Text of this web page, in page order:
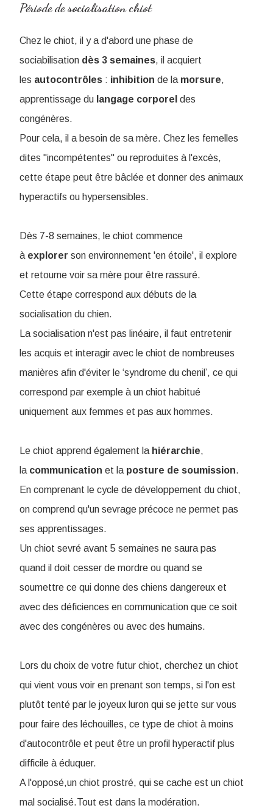
Période de socialisation chiot
Chez le chiot, il y a d'abord une phase de
sociabilisation dès 3 semaines, il acquiert
les autocontrôles : inhibition de la morsure,
apprentissage du langage corporel des
congénères.
Pour cela, il a besoin de sa mère. Chez les femelles
dites "incompétentes" ou reproduites à l'excès,
cette étape peut être bâclée et donner des animaux
hyperactifs ou hypersensibles.
Dès 7-8 semaines, le chiot commence
à explorer son environnement 'en étoile', il explore
et retourne voir sa mère pour être rassuré.
Cette étape correspond aux débuts de la
socialisation du chien.
La socialisation n'est pas linéaire, il faut entretenir
les acquis et interagir avec le chiot de nombreuses
manières afin d'éviter le ‘syndrome du chenil’, ce qui
correspond par exemple à un chiot habitué
uniquement aux femmes et pas aux hommes.
Le chiot apprend également la hiérarchie,
la communication et la posture de soumission.
En comprenant le cycle de développement du chiot,
on comprend qu'un sevrage précoce ne permet pas
ses apprentissages.
Un chiot sevré avant 5 semaines ne saura pas
quand il doit cesser de mordre ou quand se
soumettre ce qui donne des chiens dangereux et
avec des déficiences en communication que ce soit
avec des congénères ou avec des humains.
Lors du choix de votre futur chiot, cherchez un chiot
qui vient vous voir en prenant son temps, si l'on est
plutôt tenté par le joyeux luron qui se jette sur vous
pour faire des léchouilles, ce type de chiot à moins
d'autocontrôle et peut être un profil hyperactif plus
difficile à éduquer.
A l'opposé,un chiot prostré, qui se cache est un chiot
mal socialisé.Tout est dans la modération.